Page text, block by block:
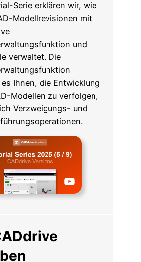
Serie erklären wir, wie
Modellrevisionen mit
und
verwaltet. Die
Ihnen, die Entwicklung
Modellen zu verfolgen,
Verzweigungs- und